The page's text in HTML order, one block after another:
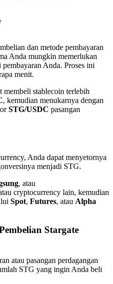
imbalan tunai
dan metode pembayaran
Anda mungkin memerlukan
Anda. Proses ini
menit.
membeli stablecoin terlebih
, kemudian menukarnya dengan
orSTG/USDC pasangan
Anda dapat menyetornya
menjadi STG.
, atau
cryptocurrency lain, kemudian
Spot, Futures, atau Alpha
Stargate
atau pasangan perdagangan
STG yang ingin Anda beli